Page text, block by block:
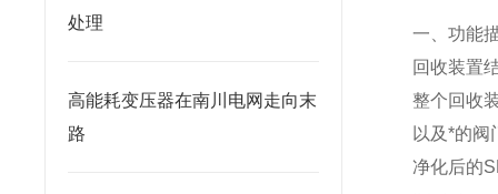
处理
高能耗变压器在南川电网走向末
路
一、功能
回收装置
整个回收
以及*的阀
净化后的